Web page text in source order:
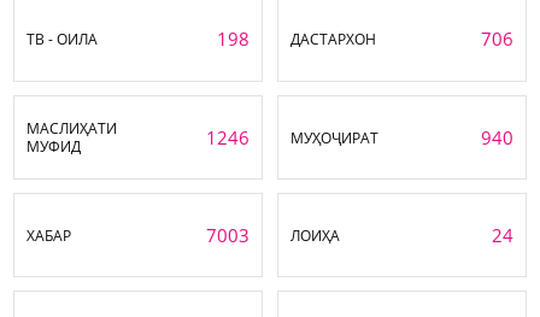
ТВ - ОИЛА 198 ДАСТАРХОН 706
МАСЛИҲАТИ
МУФИД
1246 МУҲОҶИРАТ 940
ХАБАР 7003 ЛОИҲА 24